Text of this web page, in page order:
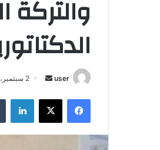
والتركة
user
أرسل 2 سبتمبر، 2024
فيسبوك ‫X